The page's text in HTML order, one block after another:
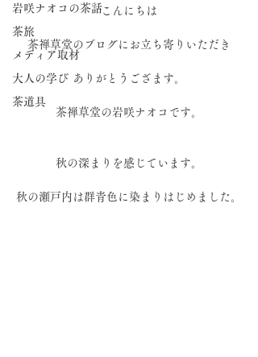
岩咲ナオコの茶話
茶旅
メディア取材
大人の学び
茶道具
こんにちは
茶禅草堂のブログにお立ち寄りいただき
ありがとうござます。
茶禅草堂の岩咲ナオコです。
秋の深まりを感じています。
秋の瀬戸内は群青色に染まりはじめました。